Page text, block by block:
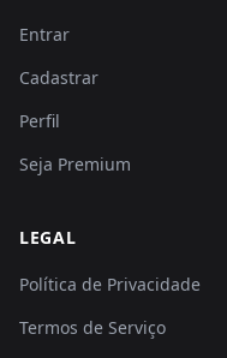
Entrar
Cadastrar
Perfil
Seja Premium
LEGAL
Política de Privacidade
Termos de Serviço